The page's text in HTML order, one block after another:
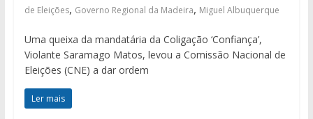
de Eleições, Governo Regional da Madeira, Miguel Albuquerque
Uma queixa da mandatária da Coligação ‘Confiança’,
Violante Saramago Matos, levou a Comissão Nacional de
Eleições (CNE) a dar ordem
Ler mais